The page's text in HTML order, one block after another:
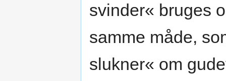
svinder« bruges
samme måde,
slukner« om